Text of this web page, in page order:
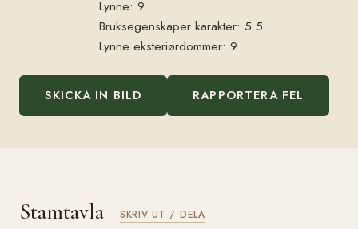
Lynne: 9
Bruksegenskaper karakter: 5.5
Lynne eksteriørdommer: 9
SKICKA IN BILD RAPPORTERA FEL
Stamtavla SKRIV UT / DELA